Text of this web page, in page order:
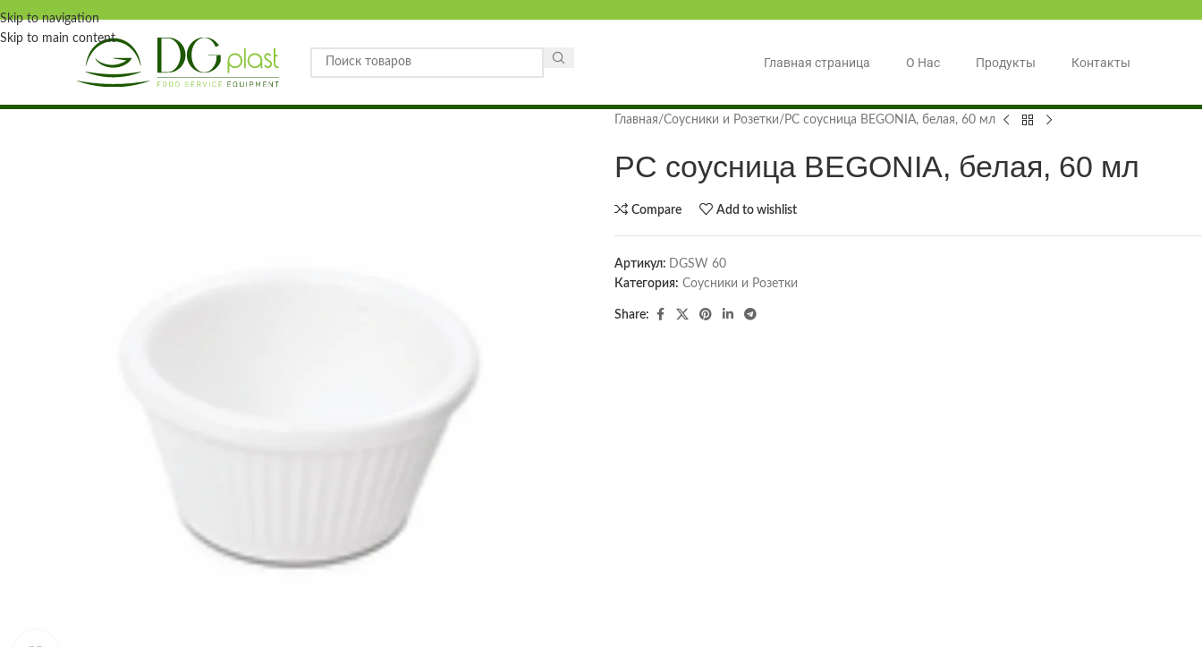
Skip to navigation
Skip to main content
Главная страница О Нас Продукты Контакты
Главная Соусники и Розетки PC соусница BEGONIA, белая, 60 мл
PC соусница BEGONIA, белая, 60 мл
Compare Add to wishlist
Артикул: DGSW 60
Категория: Соусники и Розетки
Share: